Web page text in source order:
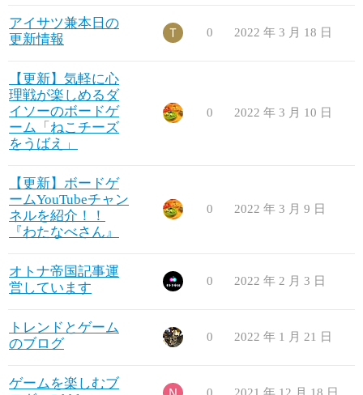
アイサツ兼本日の
更新情報
0 2022 年 3 月 18 日
【更新】気軽に心
理戦が楽しめるダ
イソーのボードゲ
ーム「ねこチーズ
をうばえ」
0 2022 年 3 月 10 日
【更新】ボードゲ
ームYouTubeチャン
ネルを紹介！！
『わたなべさん』
0 2022 年 3 月 9 日
オトナ帝国記事運
営しています
0 2022 年 2 月 3 日
トレンドとゲーム
のブログ
0 2022 年 1 月 21 日
ゲームを楽しむブ
0 2021 年 12 月 18 日